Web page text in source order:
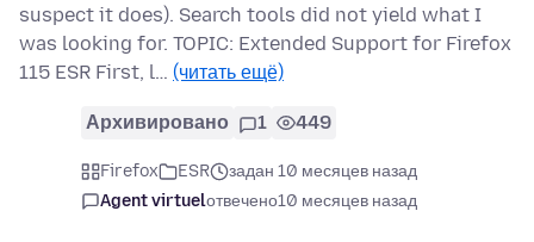
suspect it does). Search tools did not yield what I
was looking for. TOPIC: Extended Support for Firefox
115 ESR First, l… (читать ещё)
Архивировано 1 449
Firefox ESR
задан 10 месяцев назад
Agent virtuelотвечено10 месяцев назад